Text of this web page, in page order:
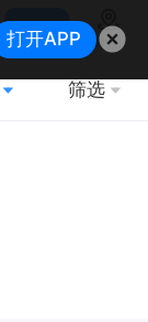
搜索
地图
筛选
打开APP